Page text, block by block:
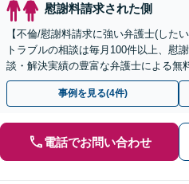
慰謝料請求された側
【不倫/慰謝料請求に強い弁護士(した
トラブルの相談は毎月100件以上、慰
談・解決実績の豊富な弁護士による無
倫相談は初回0円】【全国対応】
事例を見る(4件)
電話でお問い合わせ